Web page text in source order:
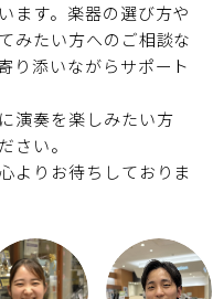
ます。楽器の選び方や
みたい方へのご相談な
り添いながらサポート
演奏を楽しみたい方
さい。
よりお待ちしておりま